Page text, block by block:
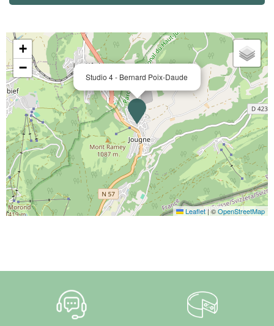
Studio 4 - Bernard Poix-Daude
+
−
Leaflet|©OpenStreetMap